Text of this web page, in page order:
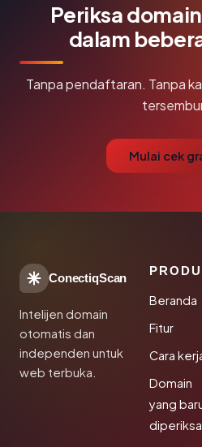
Periksa
dalam
Tanpa pendaftaran. Tanpa
Mulai cek
ConectiqScan
Intelijen domain
otomatis dan
independen untuk
web terbuka.
Beranda
Fitur
Cara
Domain
yang
diperiksa